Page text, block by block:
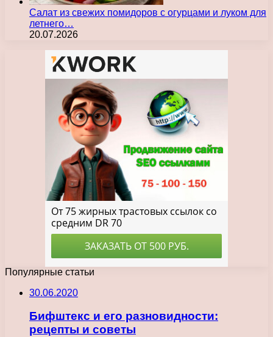
Салат из свежих помидоров с огурцами и луком для
летнего…
20.07.2026
Популярные статьи
30.06.2020
Бифштекс и его разновидности:
рецепты и советы